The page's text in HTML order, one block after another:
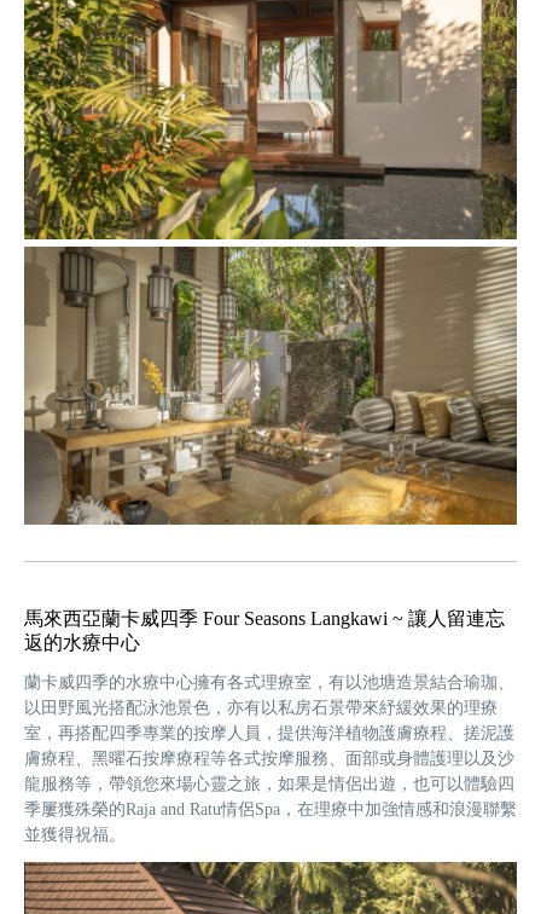
馬來西亞蘭卡威四季 Four Seasons Langkawi ~ 讓人留連忘
返的水療中心
蘭卡威四季的水療中心擁有各式理療室，有以池塘造景結合瑜珈、
以田野風光搭配泳池景色，亦有以私房石景帶來紓緩效果的理療
室，再搭配四季專業的按摩人員，提供海洋植物護膚療程、搓泥護
膚療程、黑曜石按摩療程等各式按摩服務、面部或身體護理以及沙
龍服務等，帶領您來場心靈之旅，如果是情侶出遊，也可以體驗四
季屢獲殊榮的Raja and Ratu情侶Spa，在理療中加強情感和浪漫聯繫
並獲得祝福。